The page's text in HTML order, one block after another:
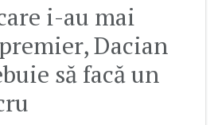
i-au mai
Dacian
să facă un